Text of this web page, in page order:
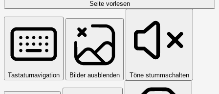
Seite vorlesen
Tastaturnavigation Bilder ausblenden Töne stummschalten